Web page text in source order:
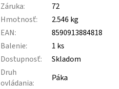
Záruka:
72
Hmotnosť:
2.546 kg
EAN:
8590913884818
Balenie:
1 ks
Dostupnosť:
Skladom
Druh
ovládania:
Páka